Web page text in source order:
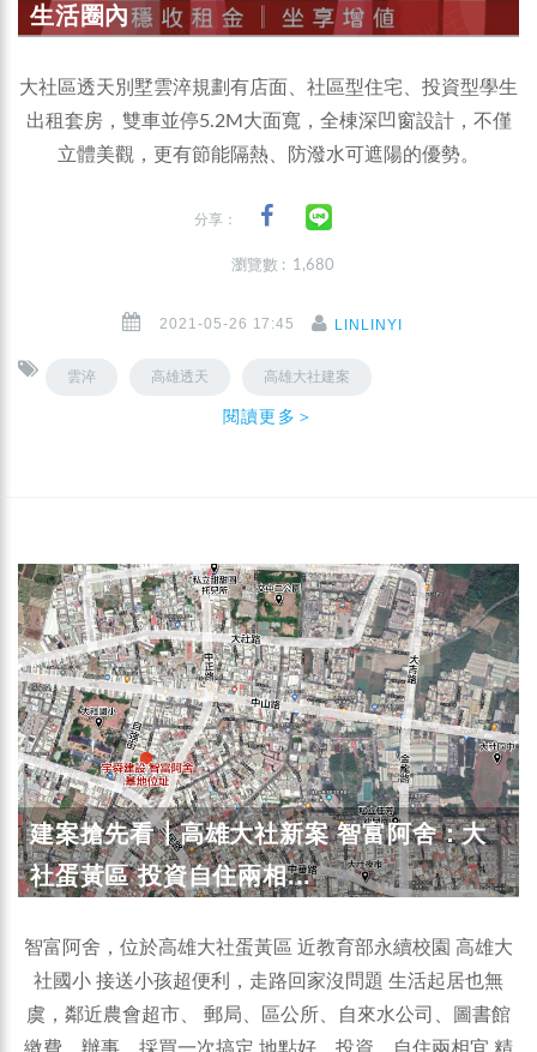
生活圈內
大社區透天別墅雲淬規劃有店面、社區型住宅、投資型學生
出租套房，雙車並停5.2M大面寬，全棟深凹窗設計，不僅
立體美觀，更有節能隔熱、防潑水可遮陽的優勢。
分享：
瀏覽數 : 1,680
2021-05-26 17:45 LINLINYI
雲淬 高雄透天 高雄大社建案
閱讀更多＞
建案搶先看┃高雄大社新案 智富阿舍：大
社蛋黃區 投資自住兩相...
智富阿舍，位於高雄大社蛋黃區 近教育部永續校園 高雄大
社國小 接送小孩超便利，走路回家沒問題 生活起居也無
虞，鄰近農會超市、 郵局、區公所、自來水公司、圖書館